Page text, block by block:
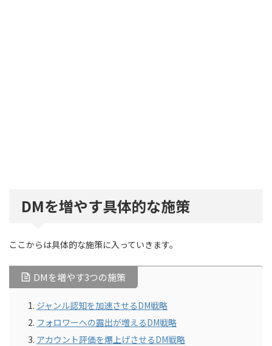
DMを増やす具体的な施策
ここからは具体的な施策に入っていきます。
DMを増やす3つの施策
ジャンル認知を加速させるDM戦略
フォロワーへの露出が増えるDM戦略
アカウント評価を爆上げさせるDM戦略